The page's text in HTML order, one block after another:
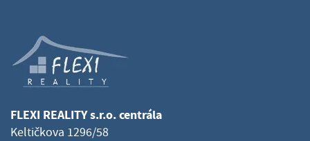
FLEXI REALITY s.r.o. centrála
Keltičkova 1296/58